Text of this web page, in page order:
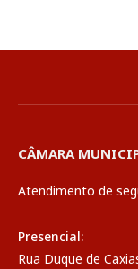
CÂMARA
Atendimento de
Presencial:
Rua Duque de